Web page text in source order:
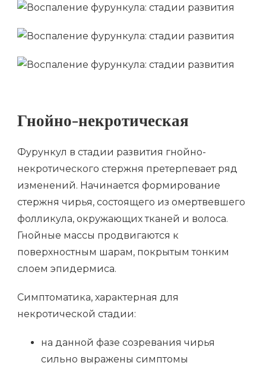
Гнойно-некротическая
Фурункул в стадии развития гнойно-
некротического стержня претерпевает ряд
изменений. Начинается формирование
стержня чирья, состоящего из омертвевшего
фолликула, окружающих тканей и волоса.
Гнойные массы продвигаются к
поверхностным шарам, покрытым тонким
слоем эпидермиса.
Симптоматика, характерная для
некротической стадии:
на данной фазе созревания чирья
сильно выражены симптомы